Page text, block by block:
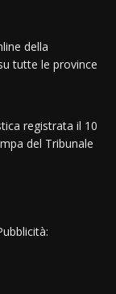
della
tutte le province
registrata il 10
del Tribunale